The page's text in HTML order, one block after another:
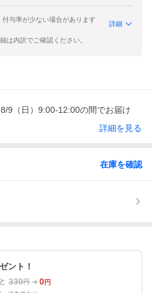
与率が少ない場合があります
詳細
は内訳でご確認ください。
9（日）9:00-12:00の間でお届け
詳細を見る
在庫を確認
ント！
330円 0円